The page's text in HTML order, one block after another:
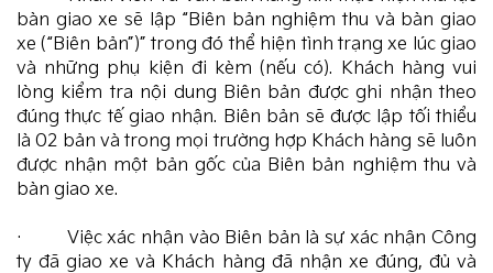
bàn giao xe sẽ lập “Biên bản nghiệm thu và bàn giao
xe (“Biên bản”)” trong đó thể hiện tình trạng xe lúc giao
và những phụ kiện đi kèm (nếu có). Khách hàng vui
lòng kiểm tra nội dung Biên bản được ghi nhận theo
đúng thực tế giao nhận. Biên bản sẽ được lập tối thiểu
là 02 bản và trong mọi trường hợp Khách hàng sẽ luôn
được nhận một bản gốc của Biên bản nghiệm thu và
bàn giao xe.
· Việc xác nhận vào Biên bản là sự xác nhận Công
ty đã giao xe và Khách hàng đã nhận xe đúng, đủ và